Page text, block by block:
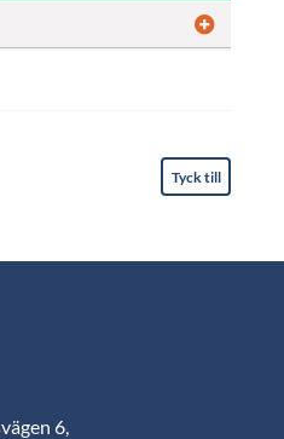
Tyck till
6,